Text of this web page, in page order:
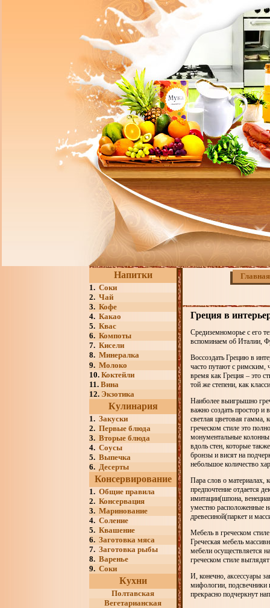
Напитки
1. Соки
2. Чай
3. Кофе
4. Какао
5. Квас
6. Компоты
7. Кисели
8. Минералка
9. Молоко
10. Коктейли
11. Вина
12. Экзотика
Кулинария
1. Закуски
2. Первые блюда
3. Вторые блюда
4. Соусы
5. Выпечка
6. Десерты
Консервирование
1. Общие правила
2. Консервация
3. Маринование
4. Соление
5. Квашение
6. Заготовка мяса
7. Заготовка рыбы
8. Варенье
9. Соки
Кухни
Полтавская
Вегетарианская
Главная
Греция в
Средиземноморье с его
вспоминаем об Италии,
Воссоздать Грецию в
часто путают с римским,
время как Греция – это
той же степени, как
Наиболее выигрышно
важно создать простор и
светлая цветовая гамма,
греческом стиле это
монументальные
вдоль стен, которые
бронзы и висят на
небольшое количество
Пара слов о материалах,
предпочтение отдается
имитации(шпона,
уместно расположенные
древесиной(паркет и
Мебель в греческом
Греческая мебель
мебели осуществляется
греческом стиле
И, конечно, аксессуары
мифологии,
прекрасно подчеркнут